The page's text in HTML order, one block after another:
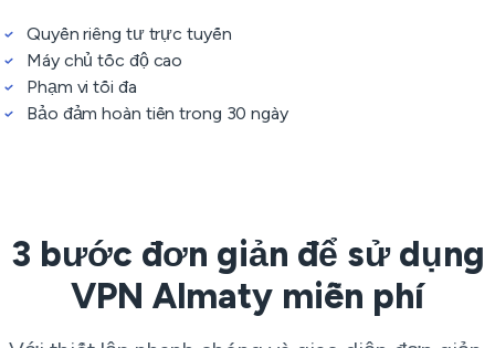
Quyền riêng tư trực tuyến
Máy chủ tốc độ cao
Phạm vi tối đa
Bảo đảm hoàn tiền trong 30 ngày
3 bước đơn giản để sử dụng
VPN Almaty miễn phí